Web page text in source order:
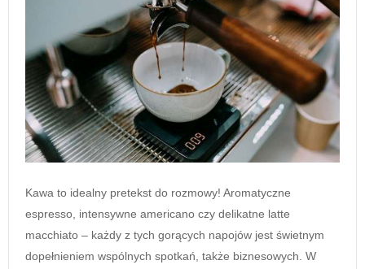
Kawa to idealny pretekst do rozmowy! Aromatyczne
espresso, intensywne americano czy delikatne latte
macchiato – każdy z tych gorących napojów jest świetnym
dopełnieniem wspólnych spotkań, także biznesowych. W